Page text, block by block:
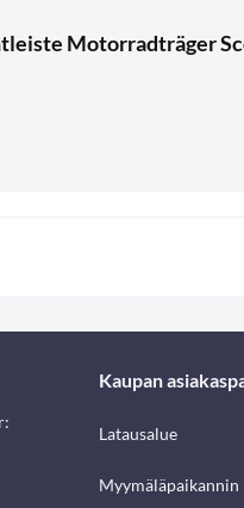
Motorradträger
Kaupan
Latausalue
Myymäläpaikannin